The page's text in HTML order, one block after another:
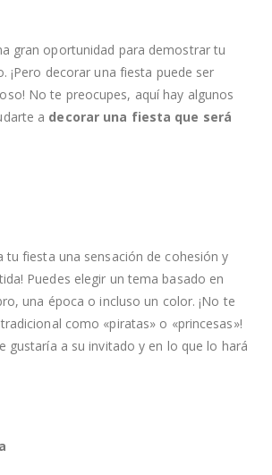
gran oportunidad para demostrar tu
¡Pero decorar una fiesta puede ser
No te preocupes, aquí hay algunos
a decorar una fiesta que será
tu fiesta una sensación de cohesión y
Puedes elegir un tema basado en
una época o incluso un color. ¡No te
como «piratas» o «princesas»!
gustaría a su invitado y en lo que lo hará